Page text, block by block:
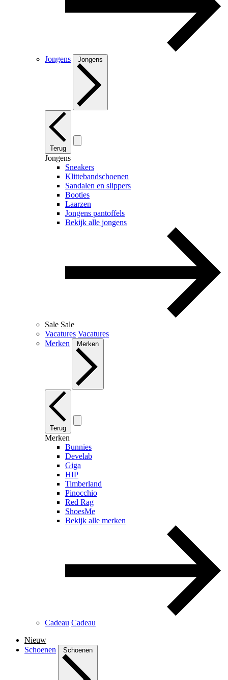
Jongens Jongens
Terug
Jongens
Sneakers
Klittebandschoenen
Sandalen en slippers
Booties
Laarzen
Jongens pantoffels
Bekijk alle jongens
Sale Sale
Vacatures Vacatures
Merken
Merken
Terug
Merken
Bunnies
Develab
Giga
HIP
Timberland
Pinocchio
Red Rag
ShoesMe
Bekijk alle merken
Cadeau Cadeau
Nieuw
Schoenen
Schoenen